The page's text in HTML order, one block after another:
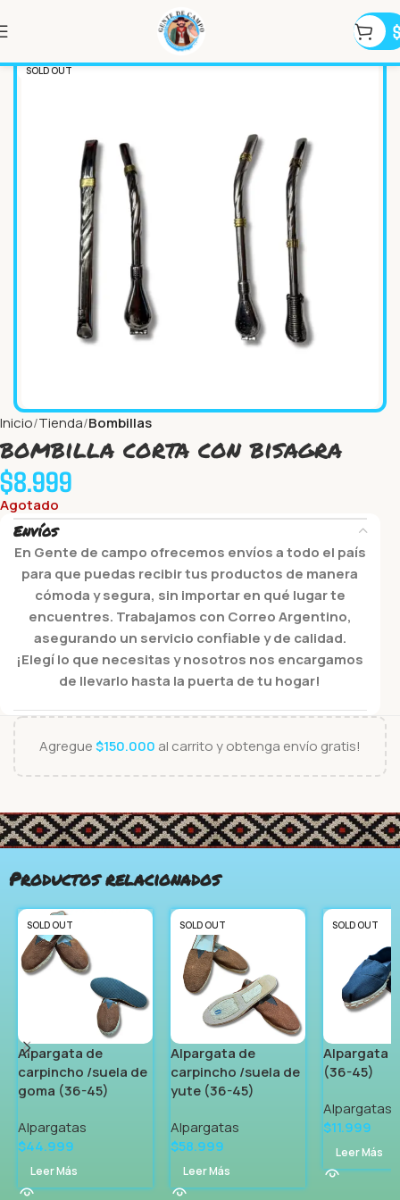
$
SOLD OUT
Inicio Tienda Bombillas
bombilla corta con bisagra
$8.999
Agotado
Envíos
En Gente de campo ofrecemos envíos a todo el país
para que puedas recibir tus productos de manera
cómoda y segura, sin importar en qué lugar te
encuentres. Trabajamos con Correo Argentino,
asegurando un servicio confiable y de calidad.
¡Elegí lo que necesitas y nosotros nos encargamos
de llevarlo hasta la puerta de tu hogar!
Agregue$150.000 al carrito y obtenga envío gratis!
Productos relacionados
SOLD OUT
Alpargata de
carpincho /suela de
goma (36-45)
Alpargatas
$44.999
Leer Más
SOLD OUT
Alpargata de
carpincho /suela de
yute (36-45)
Alpargatas
$58.999
Leer Más
SOLD OUT
Alpargata
(36-45)
Alpargatas
$11.999
Leer Más